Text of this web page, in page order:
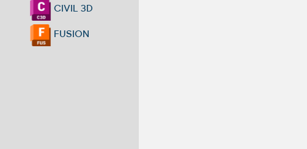
CIVIL 3D
FUSION